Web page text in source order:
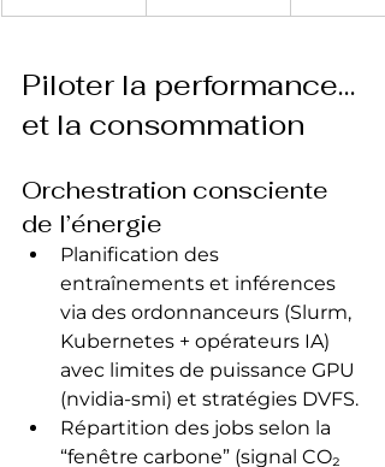
Piloter la performance…
et la consommation
Orchestration consciente
de l’énergie
Planification des
entraînements et inférences
via des ordonnanceurs (Slurm,
Kubernetes + opérateurs IA)
avec limites de puissance GPU
(nvidia-smi) et stratégies DVFS.
Répartition des jobs selon la
“fenêtre carbone” (signal CO₂